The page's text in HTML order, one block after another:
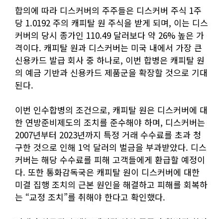
합의에 따라 디스커버의 주주들은 디스커버 주식 1주
당 1.0192 주의 캐피탈 원 주식을 받게 되며, 이는 디스
커버의 당시 종가인 110.49 달러보다 약 26% 높은 가
격이다. 캐피탈 원과 디스커버는 미국 내에서 가장 큰
신용카드 발급 회사 중 하나로, 이번 합병은 캐피탈 원
의 예금 기반과 신용카드 제품군을 확장할 것으로 기대
된다.
이번 인수합병의 조건으로, 캐피탈 원은 디스커버에 대
한 연방준비제도의 조치를 준수해야 하며, 디스커버는
2007년부터 2023년까지 특정 거래 수수료를 초과 청
구한 것으로 인해 1억 달러의 벌금을 부과받았다. 디스
커버는 해당 수수료를 피해 고객들에게 환급할 예정이
다. 또한 통화감독국은 캐피탈 원이 디스커버에 대한
미결 집행 조치의 근본 원인을 해결하고 피해를 회복하
는 “교정 조치”를 취해야 한다고 확인했다.